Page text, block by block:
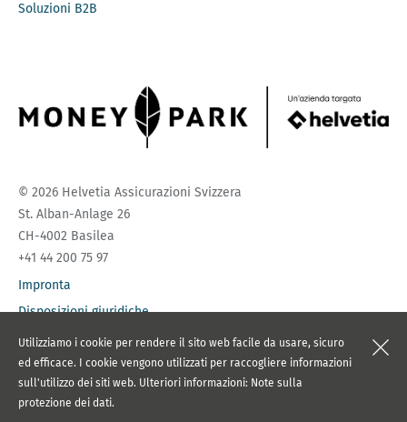
Utilizziamo i cookie per rendere il sito web facile da usare, sicuro
ed efficace. I cookie vengono utilizzati per raccogliere informazioni
sull'utilizzo dei siti web. Ulteriori informazioni: Note sulla
protezione dei dati.
Soluzioni B2B
© 2026 Helvetia Assicurazioni Svizzera
St. Alban-Anlage 26
CH-4002 Basilea
+41 44 200 75 97
Impronta
Disposizioni giuridiche
Protezione dei dati